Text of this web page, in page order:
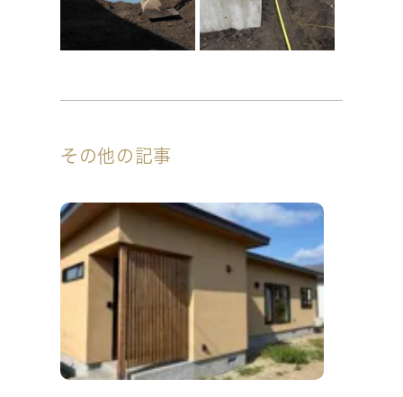
その他の記事